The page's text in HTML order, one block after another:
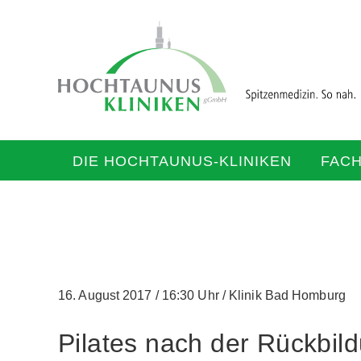
DIE HOCHTAUNUS-KLINIKEN
16. August 2017 /16:30 Uhr /Klinik Bad Homburg
Pilates nach der